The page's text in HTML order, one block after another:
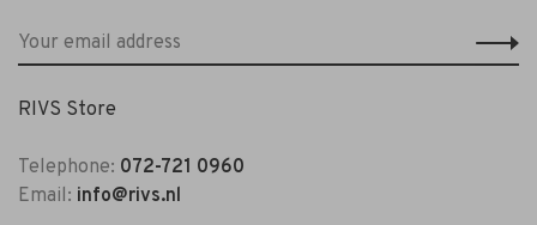
RIVS Store
Telephone: 072-721 0960
Email: info@rivs.nl